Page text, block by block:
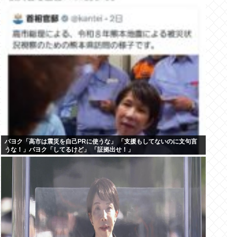
パヨク「高市は震災を自己PRに使うな」 「支援もしてないのに文句言
うな！」パヨク「してるけど」 「証拠出せ！」